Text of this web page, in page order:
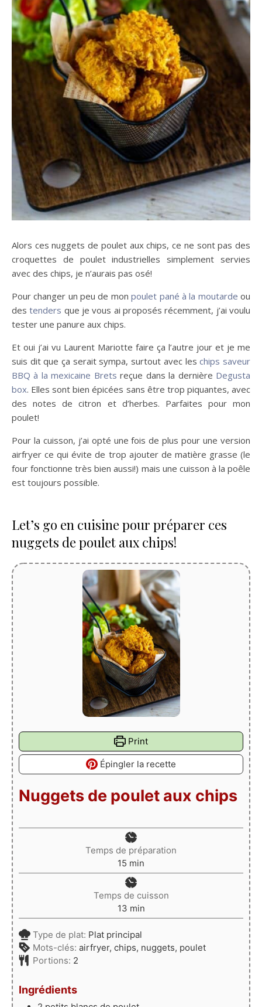
Alors ces nuggets de poulet aux chips, ce ne sont pas des
croquettes de poulet industrielles simplement servies
avec des chips, je n’aurais pas osé!
Pour changer un peu de monpoulet pané à la moutarde ou
destenders que je vous ai proposés récemment, j’ai voulu
tester une panure aux chips.
Et oui j’ai vu Laurent Mariotte faire ça l’autre jour et je me
suis dit que ça serait sympa, surtout avec leschips saveur
BBQ à la mexicaine Brets reçue dans la dernière Degusta
box. Elles sont bien épicées sans être trop piquantes, avec
des notes de citron et d’herbes. Parfaites pour mon
poulet!
Pour la cuisson, j’ai opté une fois de plus pour une version
airfryer ce qui évite de trop ajouter de matière grasse (le
four fonctionne très bien aussi!) mais une cuisson à la poêle
est toujours possible.
Let’s go en cuisine pour préparer ces
nuggets de poulet aux chips!
Print
Épingler la recette
Nuggets de poulet aux chips
Temps de préparation
15 minutes
min
Temps de cuisson
13minutes
min
Type de plat: Plat principal
Mots-clés: airfryer, chips, nuggets, poulet
Portions: 2
Ingrédients